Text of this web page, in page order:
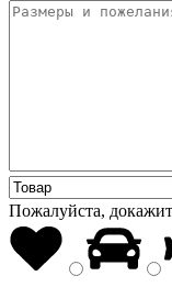
Пожалуйста,